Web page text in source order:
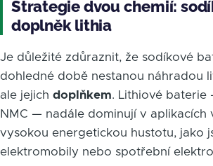
Strategie dvou chemií:
doplněk lithia
Je důležité zdůraznit, že sodíkové
dohledné době nestanou náhradou
ale jejich doplňkem. Lithiové baterie
NMC — nadále dominují v aplikacích
vysokou energetickou hustotu, jako
elektromobily nebo spotřební